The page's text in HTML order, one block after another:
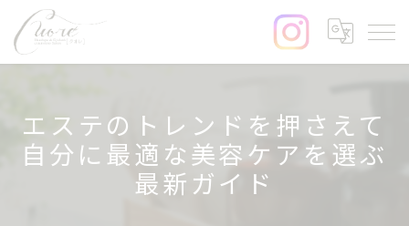
エステのトレンドを押さえて
自分に最適な美容ケアを選ぶ
最新ガイド